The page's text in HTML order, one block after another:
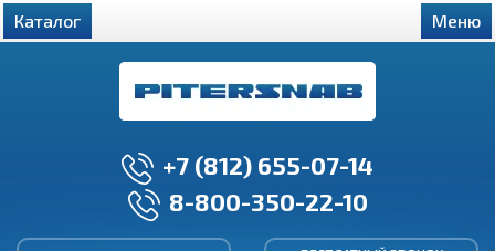
+7 (812) 655-07-14
8-800-350-22-10
Каталог Меню